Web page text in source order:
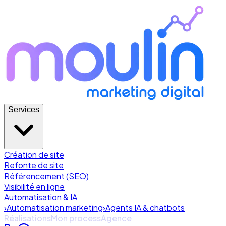
Services
Création de site
Refonte de site
Référencement (SEO)
Visibilité en ligne
Automatisation & IA
›Automatisation marketing›Agents IA & chatbots
RéalisationsMon processAgence